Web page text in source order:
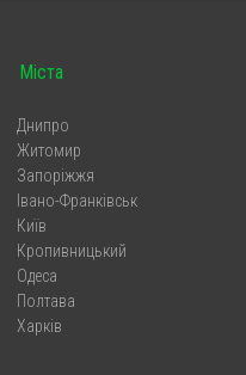
Міста
Днипро
Житомир
Запоріжжя
Івано-Франківськ
Київ
Кропивницький
Одеса
Полтава
Харків